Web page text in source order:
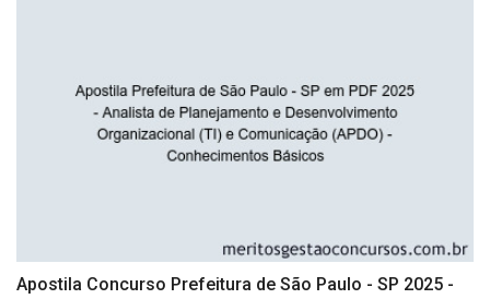
Apostila Concurso Prefeitura de São Paulo - SP 2025 -